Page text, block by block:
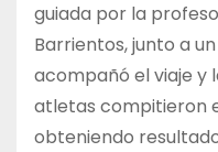
guiada por la
Barrientos, junto a
acompañó el viaje y
atletas compitieron
obteniendo